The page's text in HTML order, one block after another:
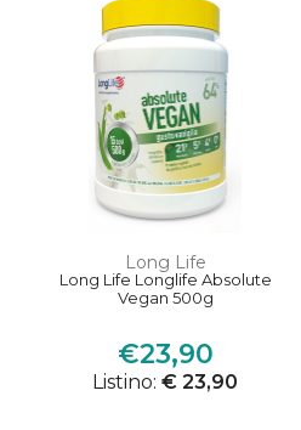
Long Life
Long Life Longlife Absolute
Vegan 500g
€23,90
Listino: € 23,90